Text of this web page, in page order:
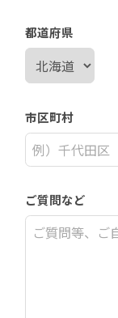
都道府県
市区町村
ご質問など